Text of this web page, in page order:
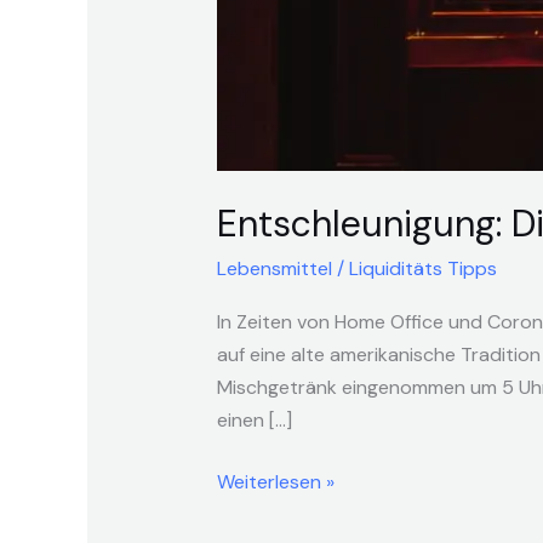
Entschleunigung:
Lebensmittel /Liquiditäts Tipps
In Zeiten von Home Office und
auf eine alte amerikanische
Mischgetränk eingenommen um 5
einen […]
Weiterlesen »